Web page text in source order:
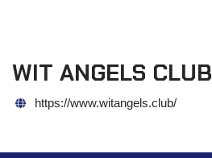
WIT ANGELS CLUB
https://www.witangels.club/